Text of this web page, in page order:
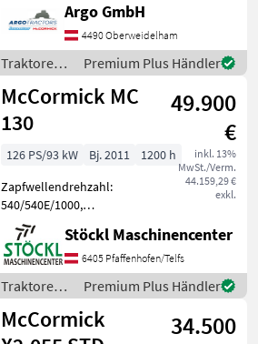
Zapfwellendrehzahl:
540/540E/1000/1000E,
Höchstgeschwindigkeit in
km/h: 40 km/h, Aufla
Argo GmbH
4490 Oberweidelham
Traktoren /
McCormick
Premium Plus Händler
McCormick MC
130
49.900
€
inkl. 13%
MwSt./Verm.
44.159,29 €
exkl.
126 PS/93 kW Bj. 2011
1200 h
Zapfwellendrehzahl:
540/540E/1000,
Höchstgeschwindigkeit in
km/h: 40 km/h, Getriebeart
Landmaschine:
Lastschaltgetriebe, Antrieb:
Allrad, Luftsitz,
Powershuttle, EHR, Radio
Stöckl Maschinencenter
6405 Pfaffenhofen/Telfs
Traktoren /
McCormick
Premium Plus Händler
McCormick
34.500